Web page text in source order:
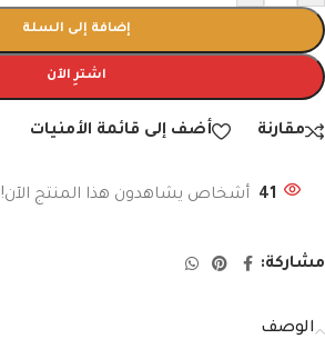
إضافة إلى السلة
اشترِ الآن
مقارنة أضف إلى قائمة الأمنيات
41 أشخاص يشاهدون هذا المنتج الآن!
مشاركة:
الوصف